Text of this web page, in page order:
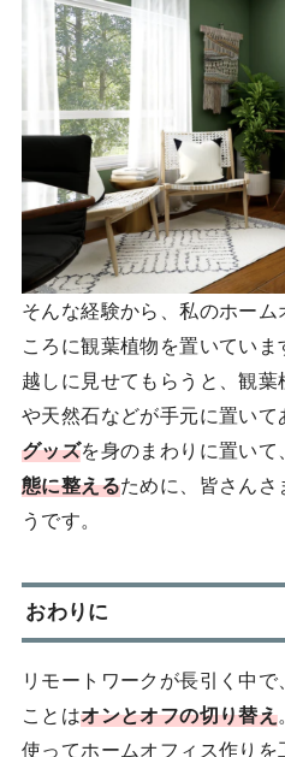
そんな経験から、私のホー
ころに観葉植物を置いてい
越しに見せてもらうと、観
や天然石などが手元に置いて
グッズを身のまわりに置いて
態に整えるために、皆さんさ
うです。
おわりに
リモートワークが長引く中
ことはオンとオフの切り替え
使ってホームオフィス作り